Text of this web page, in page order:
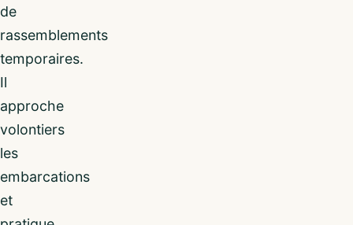
de
rassemblements
temporaires.
Il
approche
volontiers
les
embarcations
et